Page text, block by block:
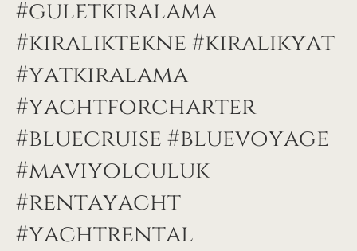
#guletkiralama
#kiralıktekne #kiralıkyat
#yatkiralama
#yachtforcharter
#bluecruise #bluevoyage
#maviyolculuk
#rentayacht
#yachtrental